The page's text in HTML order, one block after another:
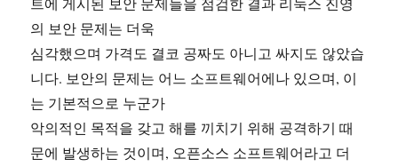
의 보안 문제는 더욱
심각했으며 가격도 결코 공짜도 아니고 싸지도 않았습
니다. 보안의 문제는 어느 소프트웨어에나 있으며, 이
는 기본적으로 누군가
악의적인 목적을 갖고 해를 끼치기 위해 공격하기 때
문에 발생하는 것이며, 오픈소스 소프트웨어라고 더